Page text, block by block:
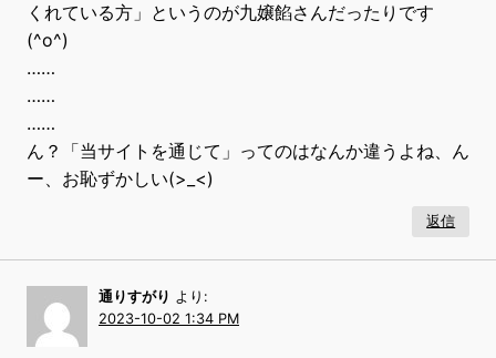
くれている方」というのが九嬢餡さんだったりです
(^o^)
……
……
……
ん？「当サイトを通じて」ってのはなんか違うよね、ん
ー、お恥ずかしい(>_<)
返信
通りすがり より:
2023-10-02 1:34 PM